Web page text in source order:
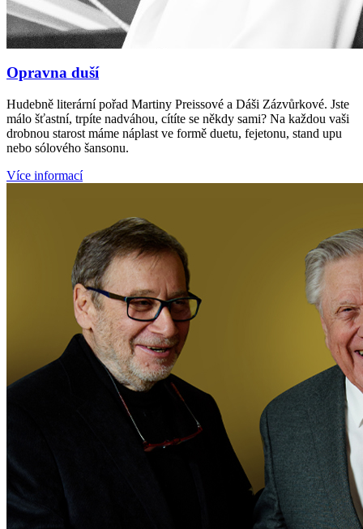
Opravna duší
Hudebně literární pořad Martiny Preissové a Dáši Zázvůrkové. Jste
málo šťastní, trpíte nadváhou, cítíte se někdy sami? Na každou vaši
drobnou starost máme náplast ve formě duetu, fejetonu, stand upu
nebo sólového šansonu.
Více informací